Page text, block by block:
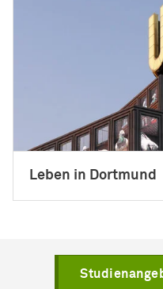
Leben in Dortmund